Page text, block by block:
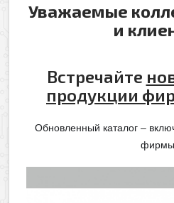
Уважаемые
и
Встречайте
продукции
Обновленный каталог –
фирмы.